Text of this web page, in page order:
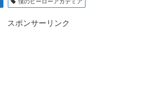
スポンサーリンク